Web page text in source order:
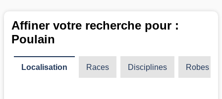
Affiner votre recherche pour :
Poulain
Localisation Races Disciplines Robes